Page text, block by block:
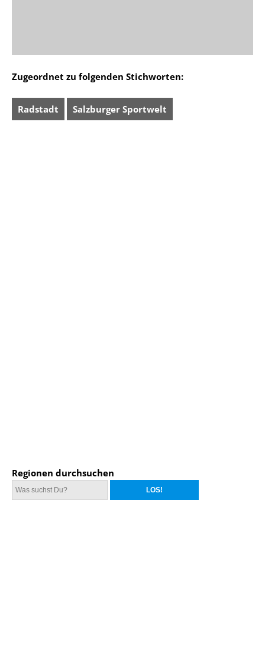
Zugeordnet zu folgenden Stichworten:
Radstadt Salzburger Sportwelt
Regionen durchsuchen